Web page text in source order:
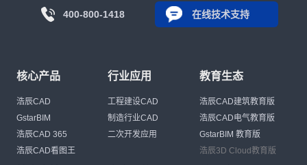
400-800-1418 在线技术支持
核心产品
浩辰CAD
GstarBIM
浩辰CAD 365
浩辰CAD看图王
行业应用
工程建设CAD
制造行业CAD
二次开发应用
教育生态
浩辰CAD建筑教育版
浩辰CAD电气教育版
GstarBIM 教育版
浩辰3D Cloud教育版